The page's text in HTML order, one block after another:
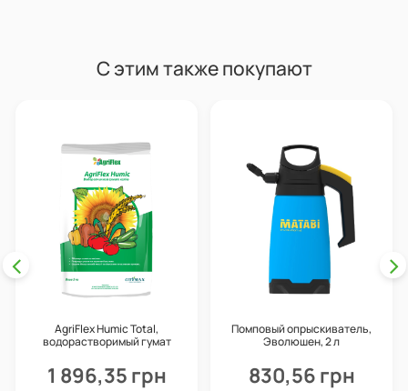
С этим также покупают
AgriFlex Humic Total,
водорастворимый гумат
1 896,35 грн
Помповый опрыскиватель,
Эволюшен, 2 л
830,56 грн